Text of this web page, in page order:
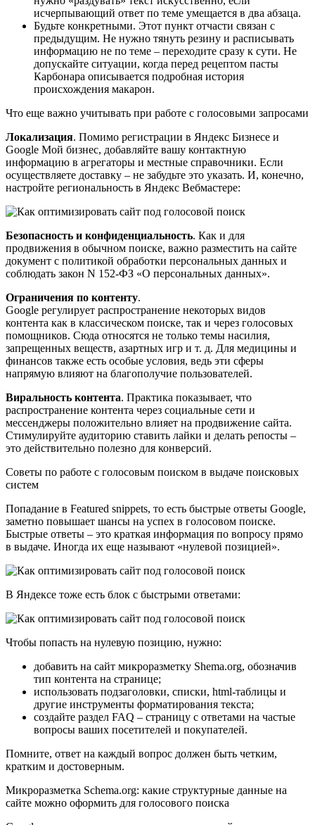
исчерпывающий ответ по теме умещается в два абзаца.
Будьте конкретными. Этот пункт отчасти связан с
предыдущим. Не нужно тянуть резину и расписывать
информацию не по теме – переходите сразу к сути. Не
допускайте ситуации, когда перед рецептом пасты
Карбонара описывается подробная история
происхождения макарон.
Что еще важно учитывать при работе с голосовыми запросами
Локализация. Помимо регистрации в Яндекс Бизнесе и
Google Мой бизнес, добавляйте вашу контактную
информацию в агрегаторы и местные справочники. Если
осуществляете доставку – не забудьте это указать. И, конечно,
настройте региональность в Яндекс Вебмастере:
Безопасность и конфиденциальность. Как и для
продвижения в обычном поиске, важно разместить на сайте
документ с политикой обработки персональных данных и
соблюдать закон N 152-ФЗ «О персональных данных».
Ограничения по контенту.
Google регулирует распространение некоторых видов
контента как в классическом поиске, так и через голосовых
помощников. Сюда относятся не только темы насилия,
запрещенных веществ, азартных игр и т. д. Для медицины и
финансов также есть особые условия, ведь эти сферы
напрямую влияют на благополучие пользователей.
Виральность контента. Практика показывает, что
распространение контента через социальные сети и
мессенджеры положительно влияет на продвижение сайта.
Стимулируйте аудиторию ставить лайки и делать репосты –
это действительно полезно для конверсий.
Советы по работе с голосовым поиском в выдаче поисковых
систем
Попадание в Featured snippets, то есть быстрые ответы Google,
заметно повышает шансы на успех в голосовом поиске.
Быстрые ответы – это краткая информация по вопросу прямо
в выдаче. Иногда их еще называют «нулевой позицией».
В Яндексе тоже есть блок с быстрыми ответами:
Чтобы попасть на нулевую позицию, нужно:
добавить на сайт микроразметку Shema.org, обозначив
тип контента на странице;
использовать подзаголовки, списки, html-таблицы и
другие инструменты форматирования текста;
создайте раздел FAQ – страницу с ответами на частые
вопросы ваших посетителей и покупателей.
Помните, ответ на каждый вопрос должен быть четким,
кратким и достоверным.
Микроразметка Schema.org: какие структурные данные на
сайте можно оформить для голосового поиска